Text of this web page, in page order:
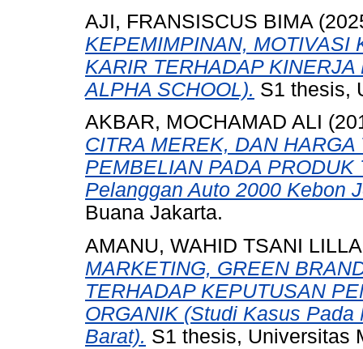
AJI, FRANSISCUS BIMA
KEPEMIMPINAN, MOTIVASI
KARIR TERHADAP
ALPHA SCHOOL). S1 thesis,
AKBAR, MOCHAMAD ALI
CITRA MEREK, DAN
PEMBELIAN PADA
Pelanggan Auto 2000 Kebon
Buana Jakarta.
AMANU, WAHID TSANI
MARKETING, GREEN
TERHADAP KEPUTUSAN
ORGANIK (Studi Kasus
Barat). S1 thesis, Universitas